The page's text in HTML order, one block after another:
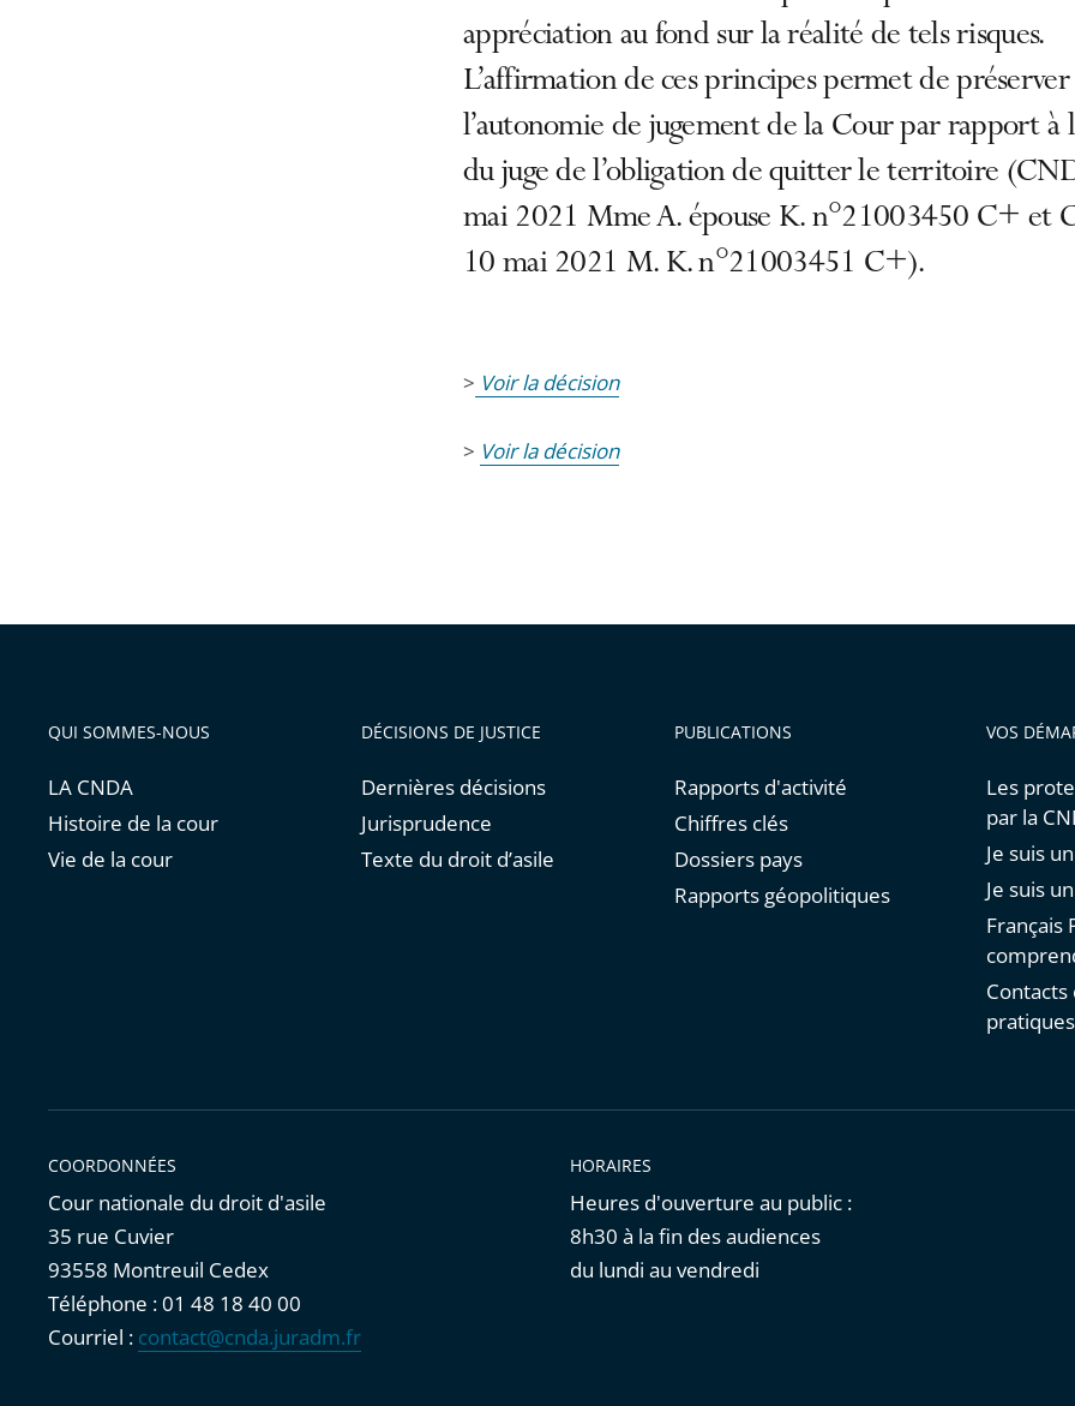
appréciation au fond sur la réalité de tels risques.
L’affirmation de ces principes permet de préserver
l’autonomie de jugement de la Cour par rapport à
du juge de l’obligation de quitter le territoire
mai 2021 Mme A. épouse K. n°21003450 C+ et
10 mai 2021 M. K. n°21003451 C+).
> Voir la décision
> Voir la décision
QUI SOMMES-NOUS
LA CNDA
Histoire de la cour
Vie de la cour
DÉCISIONS DE JUSTICE
Dernières décisions
Jurisprudence
Texte du droit d’asile
PUBLICATIONS
Rapports d'activité
Chiffres clés
Dossiers pays
Rapports géopolitiques
VOS
Les
par la
Je suis
Je suis
Français
pratiques
COORDONNÉES
Cour nationale du droit d'asile
35 rue Cuvier
93558 Montreuil Cedex
Téléphone : 01 48 18 40 00
Courriel : contact@cnda.juradm.fr
HORAIRES
Heures d'ouverture au public :
8h30 à la fin des audiences
du lundi au vendredi